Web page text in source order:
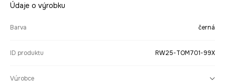
Údaje o výrobku
Barva černá
ID produktu RW25-TOM701-99X
Výrobce